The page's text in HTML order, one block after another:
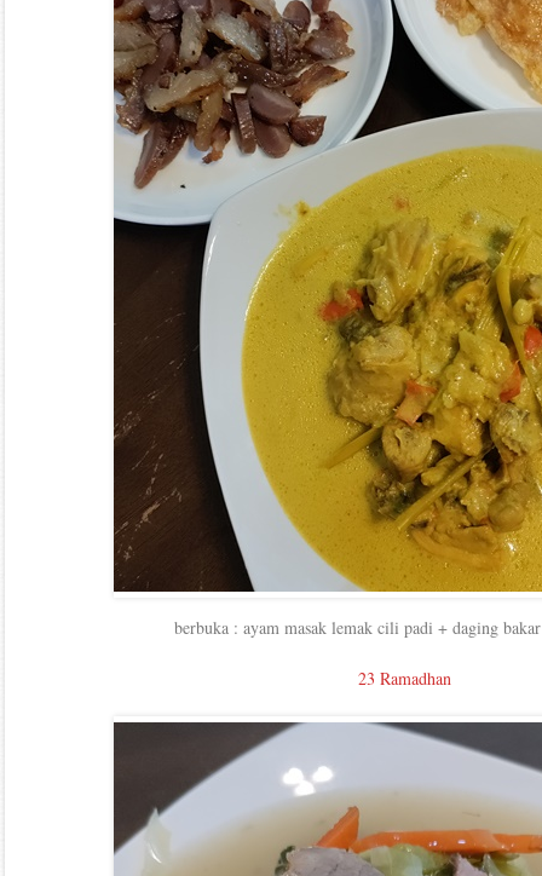
berbuka : ayam masak lemak cili padi + daging
23 Ramadhan